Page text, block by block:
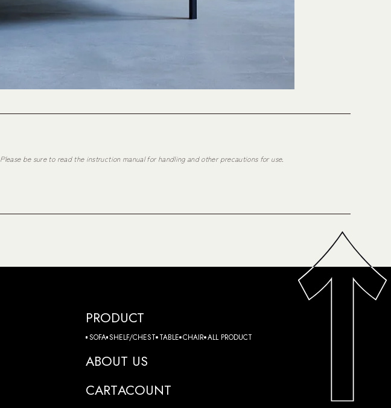
Please be sure to read the instruction manual for handling and other precautions for use.
PRODUCT
SOFA SHELF/CHEST TABLE CHAIR ALL PRODUCT
ABOUT US
CARTACOUNT